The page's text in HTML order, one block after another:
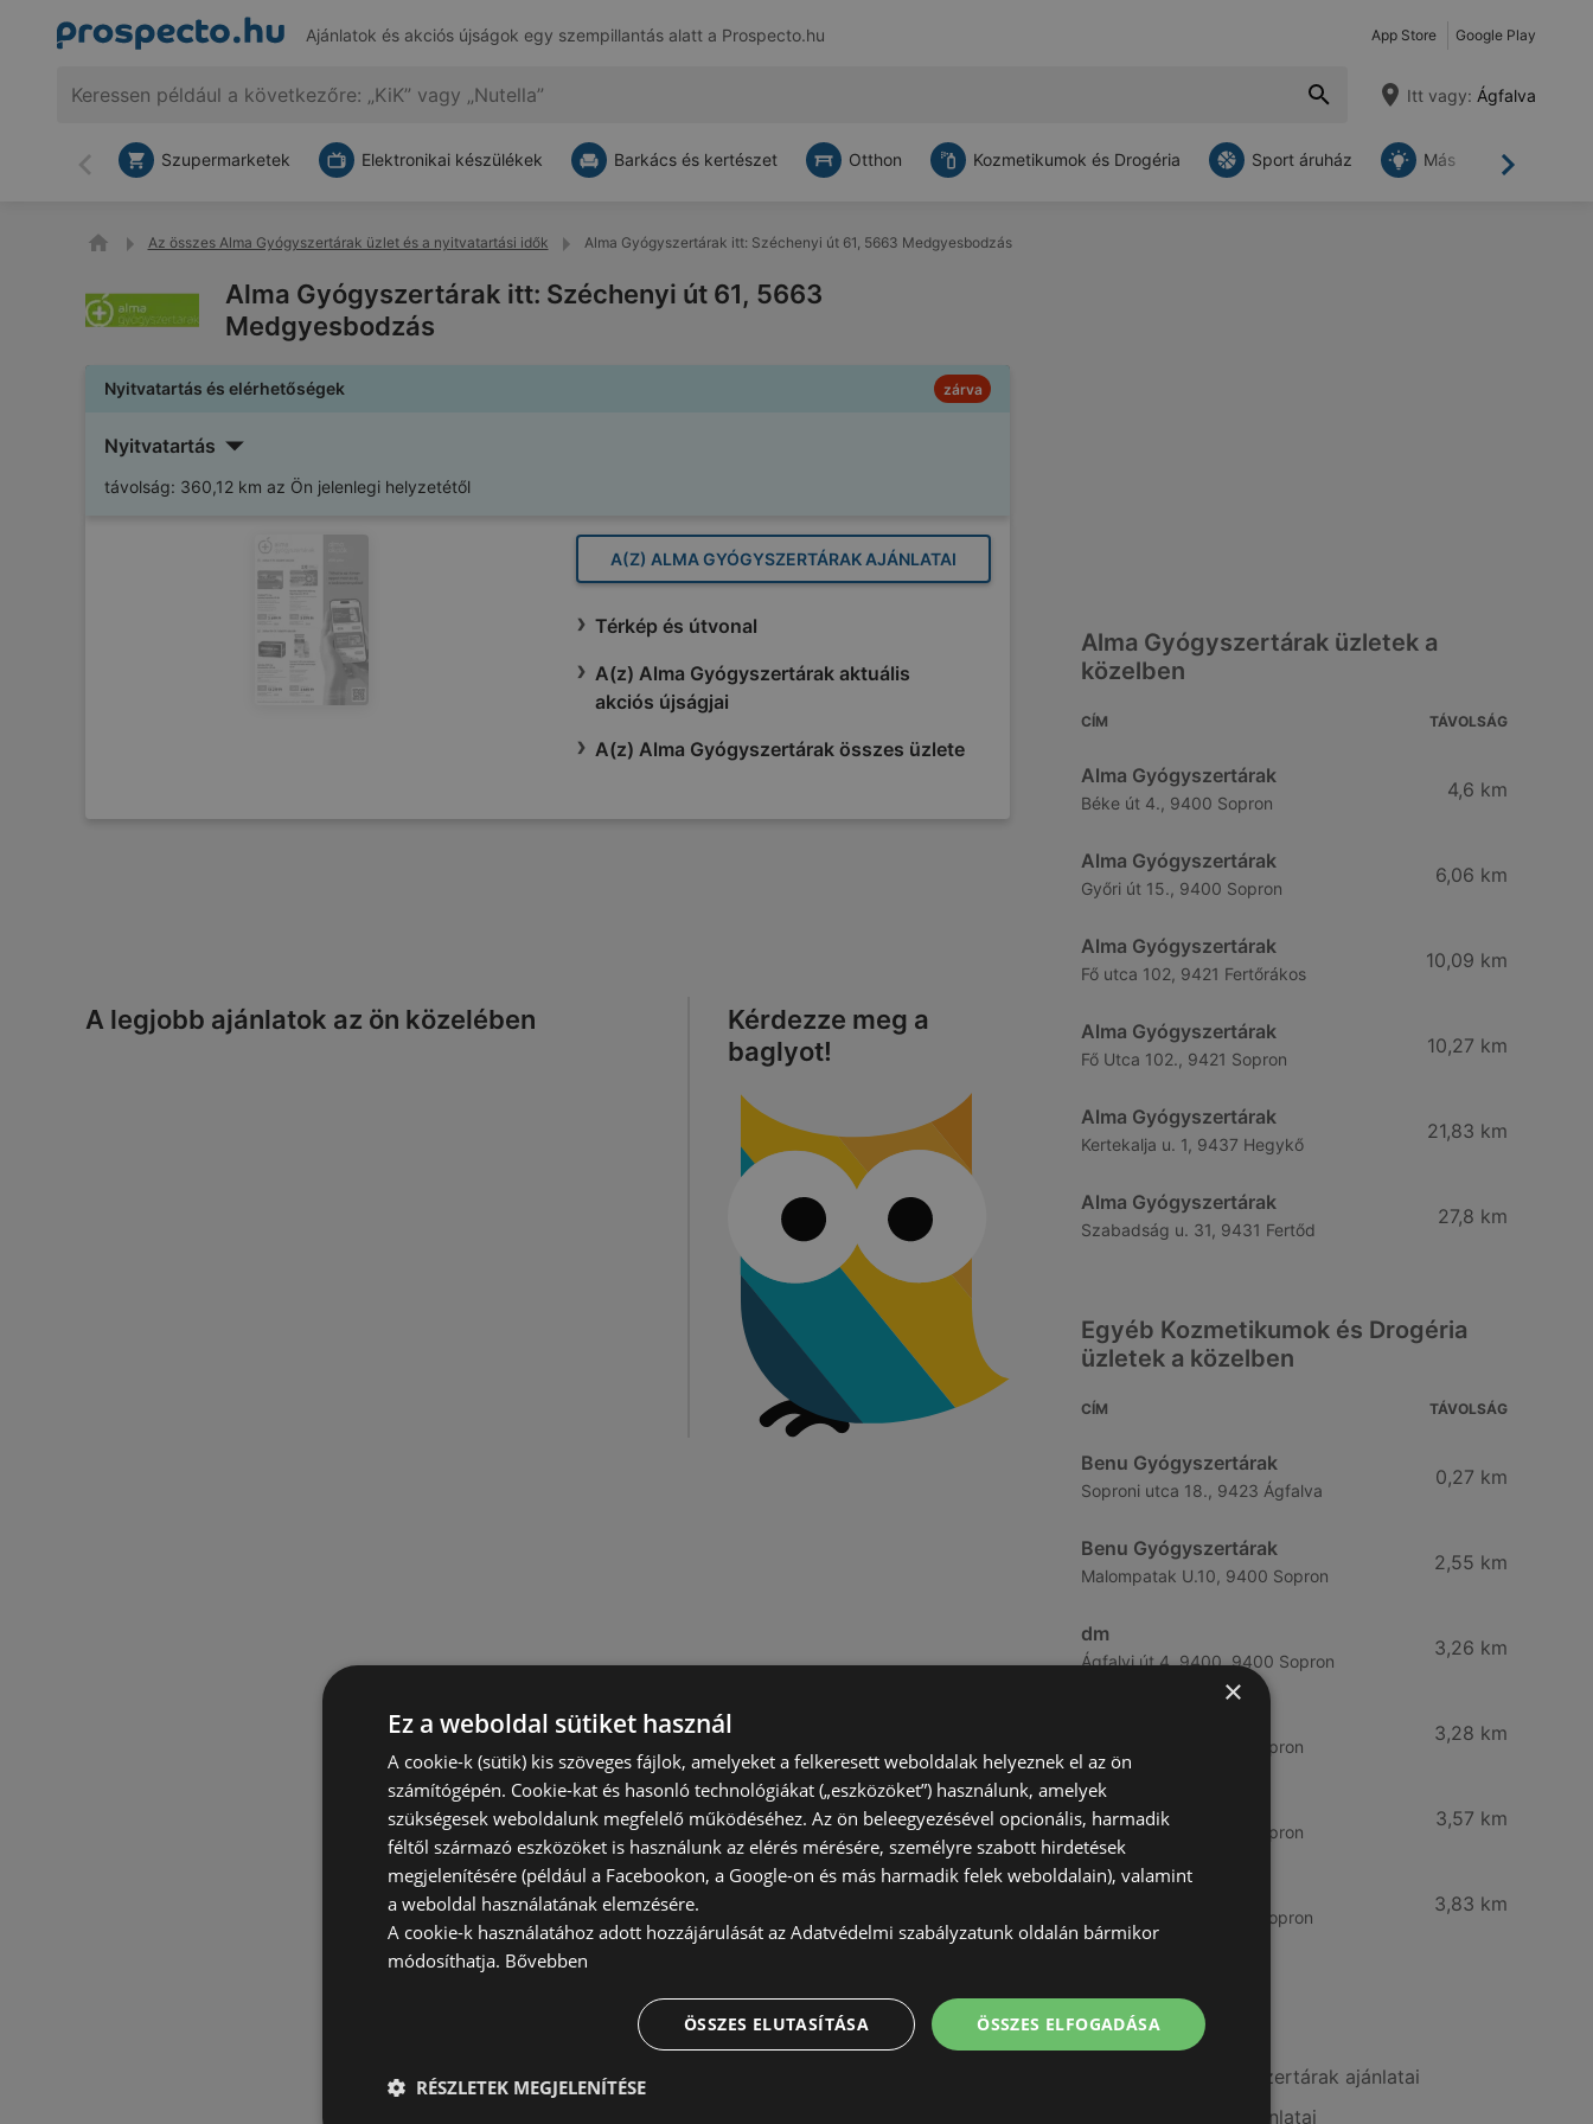
Ajánlatok és akciós újságok egy szempillantás alatt a Prospecto.hu App Store Google Play
Itt vagy: Ágfalva
Vissza Tovább
Szupermarketek Elektronikai készülékek Barkács és kertészet Otthon Kozmetikumok és Drogéria Sport áruház Más
Az összes Alma Gyógyszertárak üzlet és a nyitvatartási idők Alma Gyógyszertárak itt: Széchenyi út 61, 5663 Medgyesbodzás
Alma Gyógyszertárak itt: Széchenyi út 61, 5663
Medgyesbodzás
Nyitvatartás és elérhetőségek zárva
Nyitvatartás
távolság: 360,12 km az Ön jelenlegi helyzetétől
A(Z) ALMA GYÓGYSZERTÁRAK AJÁNLATAI
Térkép és útvonal
A(z) Alma Gyógyszertárak aktuális
akciós újságjai
A(z) Alma Gyógyszertárak összes üzlete
A legjobb ajánlatok az ön közelében
Kérdezze meg a
baglyot!
Alma Gyógyszertárak üzletek a
közelben
CÍM TÁVOLSÁG
Alma Gyógyszertárak
Béke út 4., 9400 Sopron
4,6 km
Alma Gyógyszertárak
Győri út 15., 9400 Sopron
6,06 km
Alma Gyógyszertárak
Fő utca 102, 9421 Fertőrákos
10,09 km
Alma Gyógyszertárak
Fő Utca 102., 9421 Sopron
10,27 km
Alma Gyógyszertárak
Kertekalja u. 1, 9437 Hegykő
21,83 km
Alma Gyógyszertárak
Szabadság u. 31, 9431 Fertőd
27,8 km
Egyéb Kozmetikumok és Drogéria
üzletek a közelben
CÍM TÁVOLSÁG
Benu Gyógyszertárak
Soproni utca 18., 9423 Ágfalva
0,27 km
Benu Gyógyszertárak
Malompatak U.10, 9400 Sopron
2,55 km
dm
Ágfalvi út 4, 9400, 9400 Sopron
3,26 km
Besenyő u. 23, 9400 Sopron
3,28 km
Vianni
Bánfalvi út 14., 9400 Sopron
3,57 km
Rossmann
Bánfalvi út 6-8., 9400 Sopron
3,83 km
További linkek
A(z) Alma Gyógyszertárak ajánlatai
A(z) PatikaPlus ajánlatai
×
Ez a weboldal sütiket használ
A cookie-k (sütik) kis szöveges fájlok, amelyeket a felkeresett weboldalak helyeznek el az ön
számítógépén. Cookie-kat és hasonló technológiákat („eszközöket”) használunk, amelyek
szükségesek weboldalunk megfelelő működéséhez. Az ön beleegyezésével opcionális, harmadik
féltől származó eszközöket is használunk az elérés mérésére, személyre szabott hirdetések
megjelenítésére (például a Facebookon, a Google-on és más harmadik felek weboldalain), valamint
a weboldal használatának elemzésére.
A cookie-k használatához adott hozzájárulását az Adatvédelmi szabályzatunk oldalán bármikor
módosíthatja. Bővebben
ÖSSZES ELFOGADÁSA
ÖSSZES ELUTASÍTÁSA
RÉSZLETEK MEGJELENÍTÉSE